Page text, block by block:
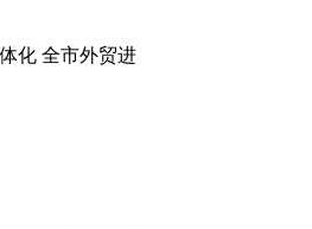
化 全市外贸进